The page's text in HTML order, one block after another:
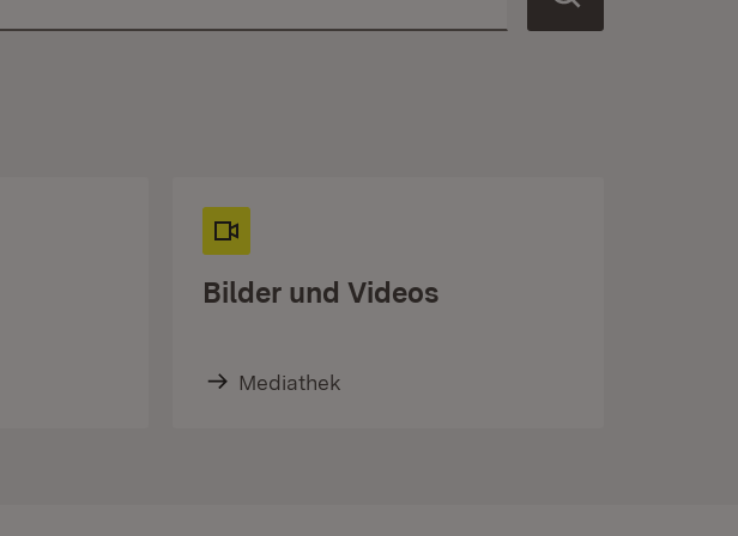
Bilder und Videos
Mediathek